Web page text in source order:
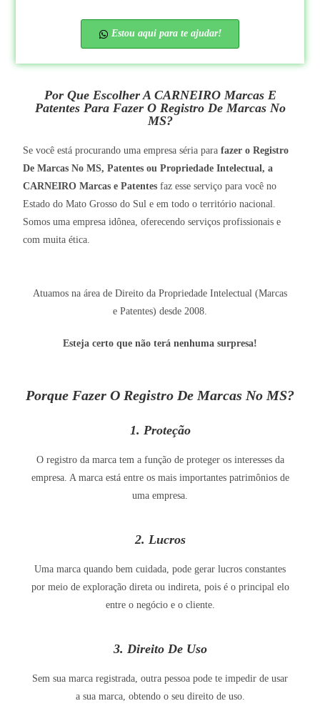
Estou aqui para te ajudar!
Por Que Escolher A CARNEIRO Marcas E
Patentes Para Fazer O Registro De Marcas No
MS?
Se você está procurando uma empresa séria parafazer o Registro
De Marcas No MS, Patentes ou Propriedade Intelectual, a
CARNEIRO Marcas e Patentes faz esse serviço para você no
Estado do Mato Grosso do Sul e em todo o território nacional.
Somos uma empresa idônea, oferecendo serviços profissionais e
com muita ética.
Atuamos na área de Direito da Propriedade Intelectual (Marcas
e Patentes) desde 2008.
Esteja certo que não terá nenhuma surpresa!
Porque Fazer O Registro De Marcas No MS?
1. Proteção
O registro da marca tem a função de proteger os interesses da
empresa. A marca está entre os mais importantes patrimônios de
uma empresa.
2. Lucros
Uma marca quando bem cuidada, pode gerar lucros constantes
por meio de exploração direta ou indireta, pois é o principal elo
entre o negócio e o cliente.
3. Direito De Uso
Sem sua marca registrada, outra pessoa pode te impedir de usar
a sua marca, obtendo o seu direito de uso.